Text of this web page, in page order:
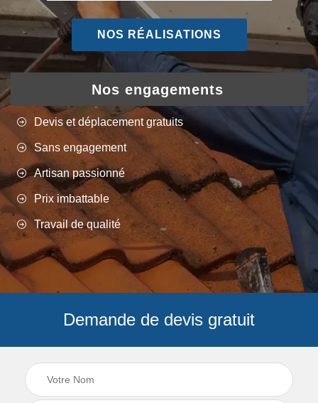
NOS RÉALISATIONS
Nos engagements
Devis et déplacement gratuits
Sans engagement
Artisan passionné
Prix imbattable
Travail de qualité
Demande de devis gratuit